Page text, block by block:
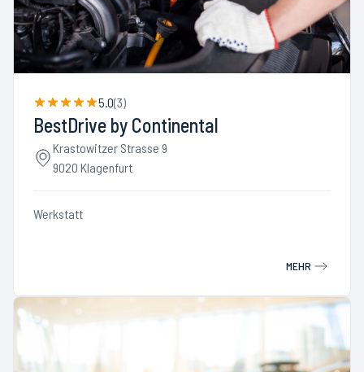
5.0(3)
BestDrive by Continental
Krastowitzer Strasse 9
9020 Klagenfurt
Werkstatt
MEHR